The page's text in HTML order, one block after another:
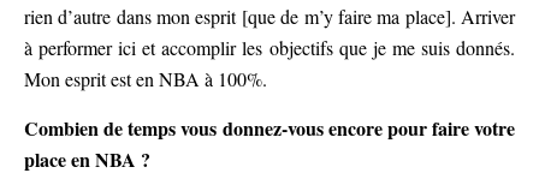
rien d’autre dans mon esprit [que de m’y faire ma place]. Arriver
à performer ici et accomplir les objectifs que je me suis donnés.
Mon esprit est en NBA à 100%.
Combien de temps vous donnez-vous encore pour faire votre
place en NBA ?